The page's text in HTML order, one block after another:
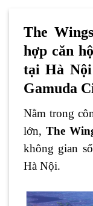
The
hợp căn
tại Hà
Gamuda
Nằm trong
lớn, The
không gian
Hà Nội.